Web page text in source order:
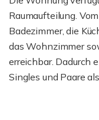
Raumaufteilung.
Badezimmer, die
das Wohnzimmer
erreichbar. Dadurch
Singles und Paare